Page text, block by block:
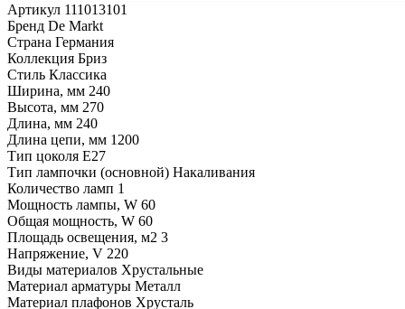
Артикул 111013101
Бренд De Markt
Страна Германия
Коллекция Бриз
Стиль Классика
Ширина, мм 240
Высота, мм 270
Длина, мм 240
Длина цепи, мм 1200
Тип цоколя E27
Тип лампочки (основной) Накаливания
Количество ламп 1
Мощность лампы, W 60
Общая мощность, W 60
Площадь освещения, м2 3
Напряжение, V 220
Виды материалов Хрустальные
Материал арматуры Металл
Материал плафонов Хрусталь